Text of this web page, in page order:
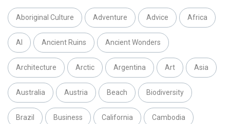
Aboriginal Culture Adventure Advice Africa
AI Ancient Ruins Ancient Wonders
Architecture Arctic Argentina Art Asia
Australia Austria Beach Biodiversity
Brazil Business California Cambodia